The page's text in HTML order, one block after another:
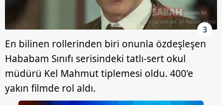
3
En bilinen rollerinden biri onunla özdeşleşen
Hababam Sınıfı serisindeki tatlı-sert okul
müdürü Kel Mahmut tiplemesi oldu. 400'e
yakın filmde rol aldı.